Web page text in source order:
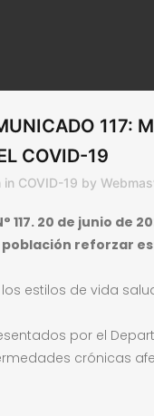
117:
COVID-19
in COVID-19 by
117. 20 de junio de
población reforzar
estilos de vida
por el
crónicas